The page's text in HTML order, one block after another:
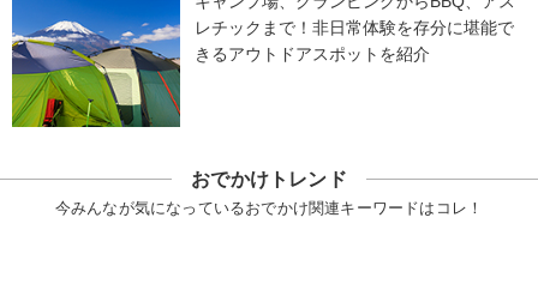
レチックまで！非日常体験を存分に堪能で
きるアウトドアスポットを紹介
おでかけトレンド
今みんなが気になっているおでかけ関連キーワードはコレ！